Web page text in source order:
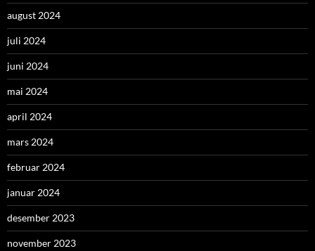
august 2024
juli 2024
juni 2024
mai 2024
april 2024
mars 2024
februar 2024
januar 2024
desember 2023
november 2023